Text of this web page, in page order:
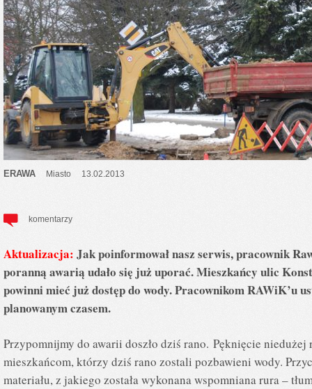
ERAWA Miasto 13.02.2013
komentarzy
Aktualizacja: Jak poinformował nasz serwis, pracownik
poranną awarią udało się już uporać. Mieszkańcy ulic
powinni mieć już dostęp do wody. Pracownikom RAWiK’u
planowanym czasem.
Przypomnijmy do awarii doszło dziś rano. Pęknięcie niedużej
mieszkańcom, którzy dziś rano zostali pozbawieni wody.
materiału, z jakiego została wykonana wspomniana rura –